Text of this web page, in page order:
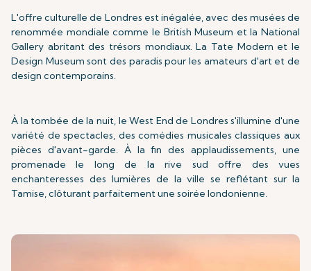
L'offre culturelle de Londres est inégalée, avec des musées de
renommée mondiale comme le British Museum et la National
Gallery abritant des trésors mondiaux. La Tate Modern et le
Design Museum sont des paradis pour les amateurs d'art et de
design contemporains.
À la tombée de la nuit, le West End de Londres s'illumine d'une
variété de spectacles, des comédies musicales classiques aux
pièces d'avant-garde. À la fin des applaudissements, une
promenade le long de la rive sud offre des vues
enchanteresses des lumières de la ville se reflétant sur la
Tamise, clôturant parfaitement une soirée londonienne.